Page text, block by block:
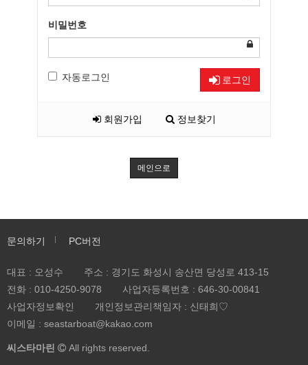
비밀번호
자동로그인 로그인
회원가입 정보찾기
메인으로
문의하기 PC버전
대표 : 오성수
주소 : 경기도 화성시 송산면 당성로 413-15
전화 : 010-4250-9078 사업자등록번호 : 646-30-00841
사업자정보확인
개인정보관리책임자 : 신태희♡
이메일 : seastarboat@kakao.com
씨스타마린 All rights reserved.